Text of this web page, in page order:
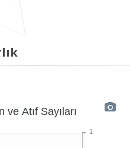
ve Atıf Sayıları
1